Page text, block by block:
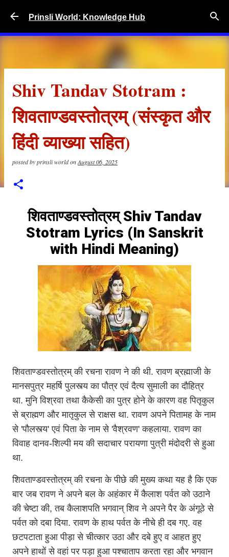
Skip to main content
Prinsli World: Knowledge Hub
Shiv Tandav Stotram :
शिवताण्डवस्तोत्रम् (संस्कृत और
हिंदी व्याख्या सहित)
posted byprinsli worldonAugust 06, 2025
शिवताण्डवस्तोत्रम् Shiv Tandav
Stotram Lyrics (In Sanskrit
with Hindi Meaning)
शिवताण्डवस्तोत्रम् की रचना रावण ने की थी. रावण ब्रह्माजी के
मानसपुत्र महर्षि पुलस्त्य का पौत्र एवं दैत्य सुमाली का दौहित्र
था. मुनि विश्रवा तथा कैकेसी का पुत्र होने के कारण वह पितृकुल
से ब्राह्मण और मातृकुल से राक्षस था. रावण अपने पितामह के नाम
से 'पौलस्त्य' एवं पिता के नाम से 'वैश्रवण' कहलाया. रावण का
विवाह दानव-शिल्पी मय की सदाचार परायणा पुत्री मंदोदरी से हुआ
था.
शिवताण्डवस्तोत्रम् की रचना के पीछे की मुख्य कथा यह है कि एक
बार जब रावण ने अपने बल के अहंकार में कैलाश पर्वत को उठाने
की चेष्टा की, तब कैलाशपति भगवान् शिव ने अपने पैर के अंगूठे से
पर्वत को दबा दिया. रावण के हाथ पर्वत के नीचे ही दब गए. वह
छटपटाता हुआ पीड़ा से चीत्कार उठा और दबे हुए व आहत हुए
अपने हाथों से वहां पर पड़ा हुआ पश्चाताप करता रहा और भगवान